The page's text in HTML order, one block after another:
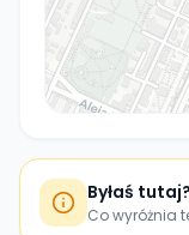
Byłaś
Co wyróżnia